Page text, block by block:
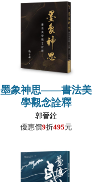
墨象神思——書法美
學觀念詮釋
郭晉銓
優惠價9折495元